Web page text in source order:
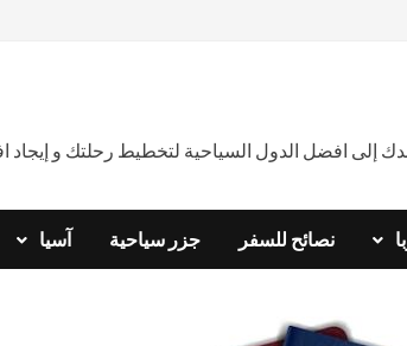
إلى افضل الدول السياحية لتخطيط رحلتك و إيجاد
نصائح للسفر جزر سياحية آسيا